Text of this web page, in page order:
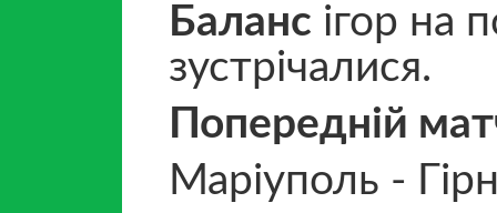
Баланс ігор на
зустрічалися.
Попередній
Маріуполь -